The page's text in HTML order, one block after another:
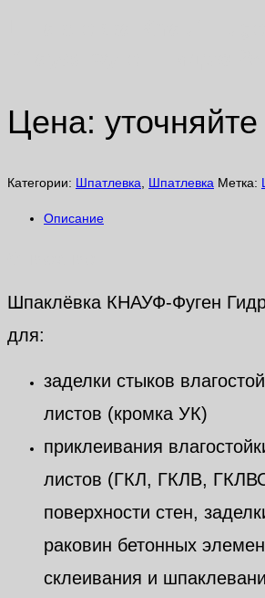
Цена:
Категории: Шпатлевка Шпатлевка Метка:
Описание
Шпаклёвка КНАУФ-Фуген
для:
заделки стыков
листов (кромка УК)
приклеивания
листов (ГКЛ, ГКЛВ,
поверхности стен,
раковин бетонных
склеивания и